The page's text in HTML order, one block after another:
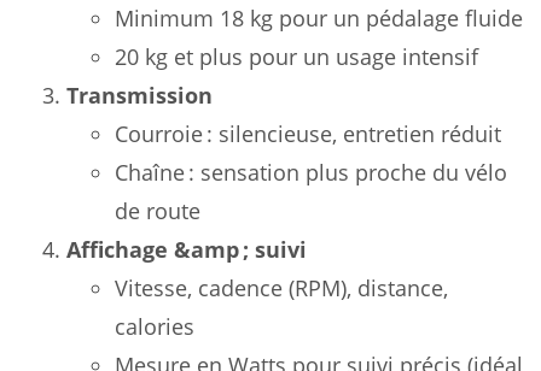
Minimum 18 kg pour un pédalage fluide
20 kg et plus pour un usage intensif
Transmission
Courroie : silencieuse, entretien réduit
Chaîne : sensation plus proche du vélo
de route
Affichage &amp ; suivi
Vitesse, cadence (RPM), distance,
calories
Mesure en Watts pour suivi précis (idéal